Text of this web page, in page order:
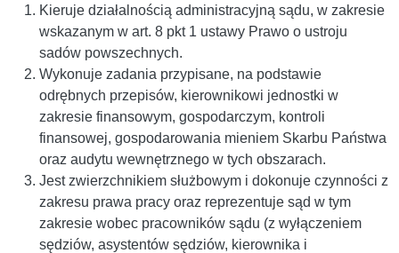
Kieruje działalnością administracyjną sądu, w zakresie
wskazanym w art. 8 pkt 1 ustawy Prawo o ustroju
sadów powszechnych.
Wykonuje zadania przypisane, na podstawie
odrębnych przepisów, kierownikowi jednostki w
zakresie finansowym, gospodarczym, kontroli
finansowej, gospodarowania mieniem Skarbu Państwa
oraz audytu wewnętrznego w tych obszarach.
Jest zwierzchnikiem służbowym i dokonuje czynności z
zakresu prawa pracy oraz reprezentuje sąd w tym
zakresie wobec pracowników sądu (z wyłączeniem
sędziów, asystentów sędziów, kierownika i